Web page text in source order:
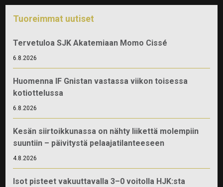
Tuoreimmat uutiset
Tervetuloa SJK Akatemiaan Momo Cissé
6.8.2026
Huomenna IF Gnistan vastassa viikon toisessa
kotiottelussa
6.8.2026
Kesän siirtoikkunassa on nähty liikettä molempiin
suuntiin – päivitystä pelaajatilanteeseen
4.8.2026
Isot pisteet vakuuttavalla 3–0 voitolla HJK:sta